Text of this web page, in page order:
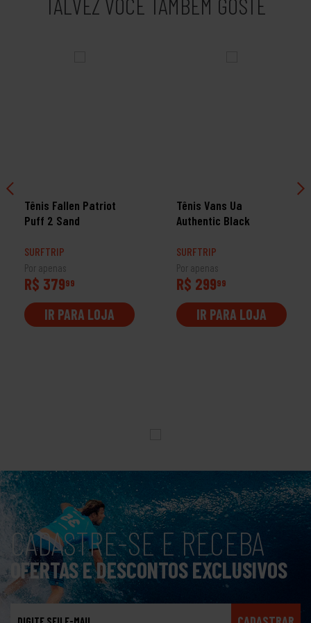
Tênis Fallen Patriot
Puff 2 Sand
SURFTRIP
Por apenas
R$ 37999
IR PARA LOJA
Tênis Vans Ua
Authentic Black
SURFTRIP
Por apenas
R$ 29999
IR PARA LOJA
CADASTRE-SE E RECEBA
OFERTAS E DESCONTOS EXCLUSIVOS